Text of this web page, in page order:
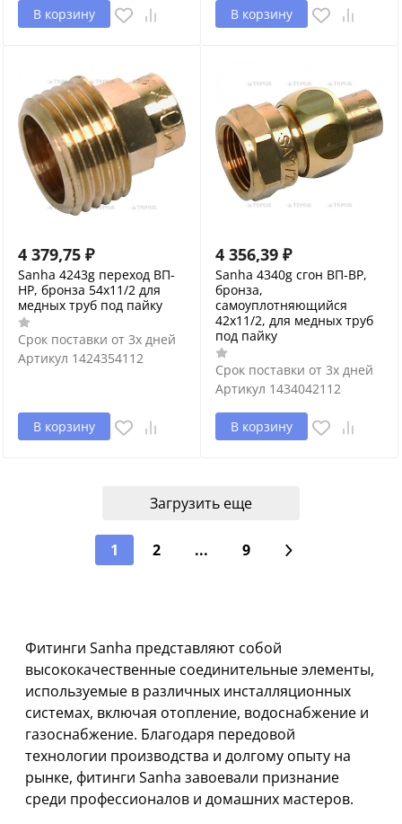
В корзину В корзину
4 379,75 ₽
Sanha 4243g переход ВП-
НР, бронза 54x11/2 для
медных труб под пайку
Срок поставки от 3х дней
Артикул 1424354112
В корзину
4 356,39 ₽
Sanha 4340g сгон ВП-ВР,
бронза,
самоуплотняющийся
42x11/2, для медных труб
под пайку
Срок поставки от 3х дней
Артикул 1434042112
В корзину
Загрузить еще
1 2 ... 9
Фитинги Sanha представляют собой
высококачественные соединительные элементы,
используемые в различных инсталляционных
системах, включая отопление, водоснабжение и
газоснабжение. Благодаря передовой
технологии производства и долгому опыту на
рынке, фитинги Sanha завоевали признание
среди профессионалов и домашних мастеров.